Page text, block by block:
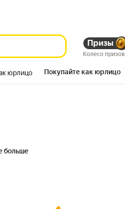
Призы
Колесо призов
юрлицо Покупайте как юрлицо
больше